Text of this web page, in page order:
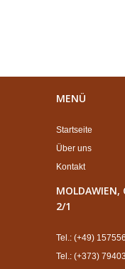
MENÜ
Startseite
Über uns
Kontakt
MOLDAWIEN,
2/1
Tel.: (+49)
Tel.: (+373)